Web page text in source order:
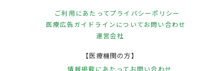
ご利用にあたってプライバシーポリシー
医療広告ガイドラインについてお問い合わせ
運営会社
【医療機関の方】
情報掲載にあたって お問い合わせ